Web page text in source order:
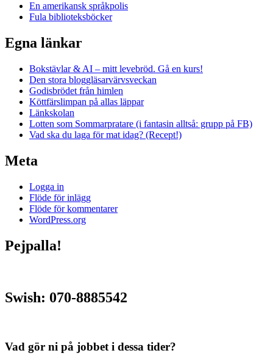
En amerikansk språkpolis
Fula biblioteksböcker
Egna länkar
Bokstävlar & AI – mitt levebröd. Gå en kurs!
Den stora bloggläsarvärvsveckan
Godisbrödet från himlen
Köttfärslimpan på allas läppar
Länkskolan
Lotten som Sommarpratare (i fantasin alltså: grupp på FB)
Vad ska du laga för mat idag? (Recept!)
Meta
Logga in
Flöde för inlägg
Flöde för kommentarer
WordPress.org
Pejpalla!
Swish: 070-8885542
Vad gör ni på jobbet i dessa tider?